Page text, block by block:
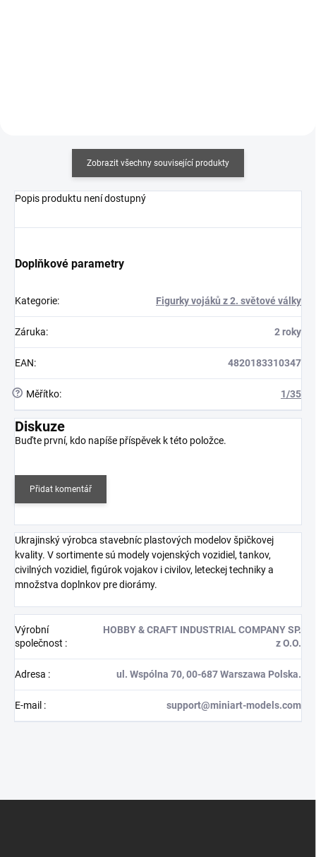
Zobrazit všechny související produkty
Popis produktu není dostupný
Doplňkové parametry
Kategorie: Figurky vojáků z 2. světové války
Záruka: 2 roky
EAN: 4820183310347
? Měřítko: 1/35
Diskuze
Buďte první, kdo napíše příspěvek k této položce.
Přidat komentář
Ukrajinský výrobca stavebníc plastových modelov špičkovej
kvality. V sortimente sú modely vojenských vozidiel, tankov,
civilných vozidiel, figúrok vojakov i civilov, leteckej techniky a
množstva doplnkov pre diorámy.
Výrobní
společnost :
HOBBY & CRAFT INDUSTRIAL COMPANY SP.
z O.O.
Adresa : ul. Wspólna 70, 00-687 Warszawa Polska.
E-mail : support@miniart-models.com